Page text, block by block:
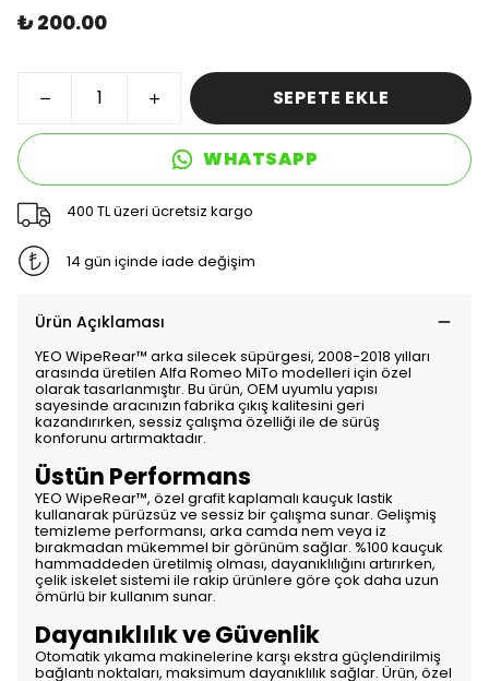
₺ 200.00
SEPETE EKLE
WHATSAPP
400 TL üzeri ücretsiz kargo
14 gün içinde iade değişim
Ürün Açıklaması
YEO WipeRear™️ arka silecek süpürgesi, 2008-2018 yılları
arasında üretilen Alfa Romeo MiTo modelleri için özel
olarak tasarlanmıştır. Bu ürün, OEM uyumlu yapısı
sayesinde aracınızın fabrika çıkış kalitesini geri
kazandırırken, sessiz çalışma özelliği ile de sürüş
konforunu artırmaktadır.
Üstün Performans
YEO WipeRear™️, özel grafit kaplamalı kauçuk lastik
kullanarak pürüzsüz ve sessiz bir çalışma sunar. Gelişmiş
temizleme performansı, arka camda nem veya iz
bırakmadan mükemmel bir görünüm sağlar. %100 kauçuk
hammaddeden üretilmiş olması, dayanıklılığını artırırken,
çelik iskelet sistemi ile rakip ürünlere göre çok daha uzun
ömürlü bir kullanım sunar.
Dayanıklılık ve Güvenlik
Otomatik yıkama makinelerine karşı ekstra güçlendirilmiş
bağlantı noktaları, maksimum dayanıklılık sağlar. Ürün, özel